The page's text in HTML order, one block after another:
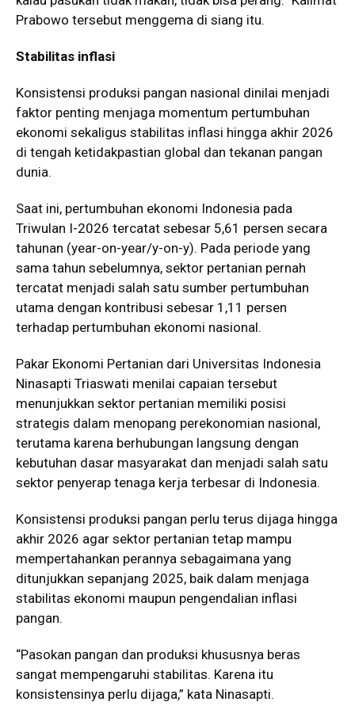
Prabowo tersebut menggema di siang itu.
Stabilitas inflasi
Konsistensi produksi pangan nasional dinilai menjadi
faktor penting menjaga momentum pertumbuhan
ekonomi sekaligus stabilitas inflasi hingga akhir 2026
di tengah ketidakpastian global dan tekanan pangan
dunia.
Saat ini, pertumbuhan ekonomi Indonesia pada
Triwulan I-2026 tercatat sebesar 5,61 persen secara
tahunan (year-on-year/y-on-y). Pada periode yang
sama tahun sebelumnya, sektor pertanian pernah
tercatat menjadi salah satu sumber pertumbuhan
utama dengan kontribusi sebesar 1,11 persen
terhadap pertumbuhan ekonomi nasional.
Pakar Ekonomi Pertanian dari Universitas Indonesia
Ninasapti Triaswati menilai capaian tersebut
menunjukkan sektor pertanian memiliki posisi
strategis dalam menopang perekonomian nasional,
terutama karena berhubungan langsung dengan
kebutuhan dasar masyarakat dan menjadi salah satu
sektor penyerap tenaga kerja terbesar di Indonesia.
Konsistensi produksi pangan perlu terus dijaga hingga
akhir 2026 agar sektor pertanian tetap mampu
mempertahankan perannya sebagaimana yang
ditunjukkan sepanjang 2025, baik dalam menjaga
stabilitas ekonomi maupun pengendalian inflasi
pangan.
“Pasokan pangan dan produksi khususnya beras
sangat mempengaruhi stabilitas. Karena itu
konsistensinya perlu dijaga,” kata Ninasapti.